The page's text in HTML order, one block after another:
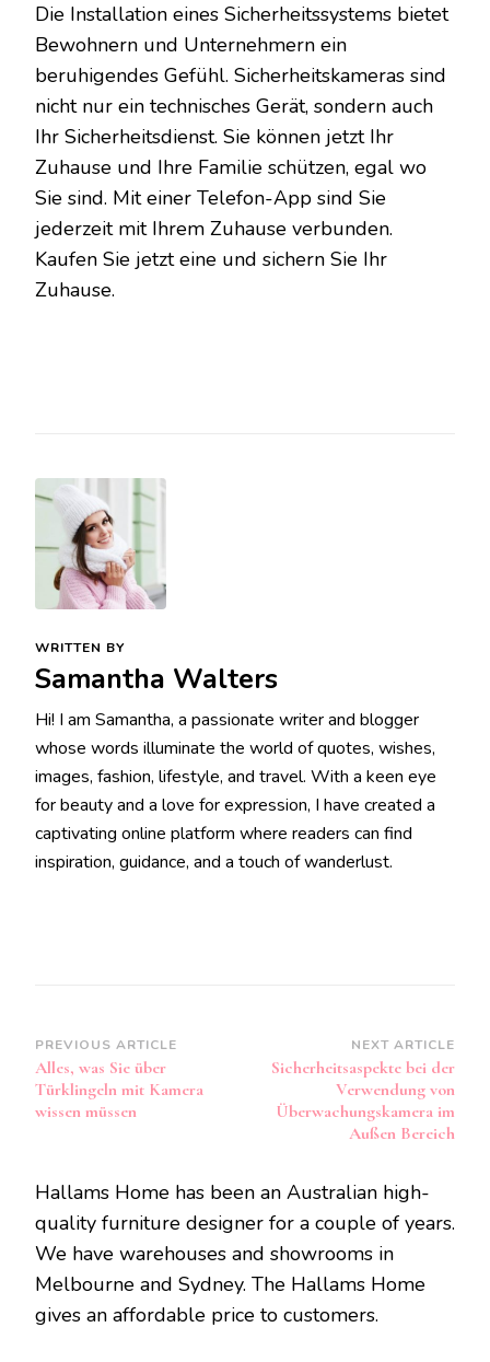
Die Installation eines Sicherheitssystems bietet
Bewohnern und Unternehmern ein
beruhigendes Gefühl. Sicherheitskameras sind
nicht nur ein technisches Gerät, sondern auch
Ihr Sicherheitsdienst. Sie können jetzt Ihr
Zuhause und Ihre Familie schützen, egal wo
Sie sind. Mit einer Telefon-App sind Sie
jederzeit mit Ihrem Zuhause verbunden.
Kaufen Sie jetzt eine und sichern Sie Ihr
Zuhause.
WRITTEN BY
Samantha Walters
Hi! I am Samantha, a passionate writer and blogger
whose words illuminate the world of quotes, wishes,
images, fashion, lifestyle, and travel. With a keen eye
for beauty and a love for expression, I have created a
captivating online platform where readers can find
inspiration, guidance, and a touch of wanderlust.
Post
Navigation
PREVIOUS ARTICLE
Alles, was Sie über
Türklingeln mit Kamera
wissen müssen
NEXT ARTICLE
Sicherheitsaspekte bei der
Verwendung von
Überwachungskamera im
Außen Bereich
Hallams Home has been an Australian high-
quality furniture designer for a couple of years.
We have warehouses and showrooms in
Melbourne and Sydney. The Hallams Home
gives an affordable price to customers.